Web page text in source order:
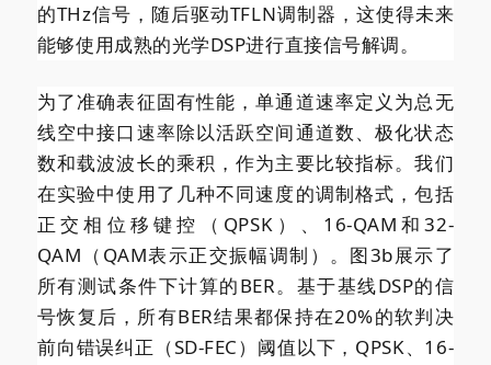
的THz信号，随后驱动TFLN调制器，这使得未来
能够使用成熟的光学DSP进行直接信号解调。
为了准确表征固有性能，单通道速率定义为总无
线空中接口速率除以活跃空间通道数、极化状态
数和载波波长的乘积，作为主要比较指标。我们
在实验中使用了几种不同速度的调制格式，包括
正交相位移键控（QPSK）、16-QAM和32-
QAM（QAM表示正交振幅调制）。图3b展示了
所有测试条件下计算的BER。基于基线DSP的信
号恢复后，所有BER结果都保持在20%的软判决
前向错误纠正（SD-FEC）阈值以下，QPSK、16-